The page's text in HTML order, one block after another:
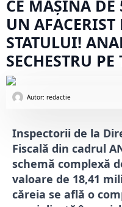
CE MAȘINĂ DE
UN
STATULUI!
SECHESTRU
Autor: redactie
Inspectorii de la
Fiscală din cadrul
schemă complexă
valoare de 18,41
căreia se află o